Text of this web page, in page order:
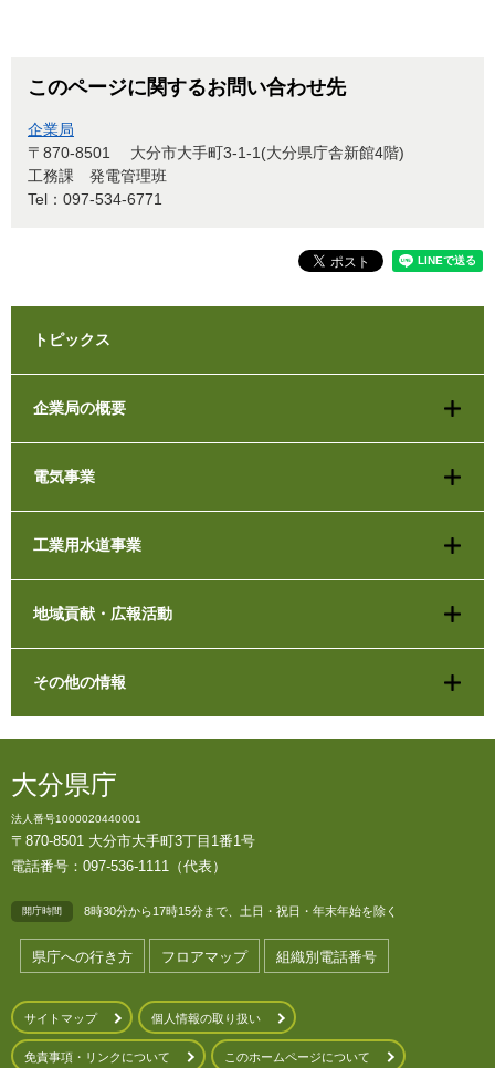
このページに関するお問い合わせ先
企業局
〒870-8501
大分市大手町3-1-1(大分県庁舎新館4階)
工務課 発電管理班
Tel：097-534-6771
トピックス
企業局の概要
電気事業
工業用水道事業
地域貢献・広報活動
その他の情報
大分県庁
法人番号1000020440001
〒870-8501 大分市大手町3丁目1番1号
電話番号：097-536-1111（代表）
開庁時間 8時30分から17時15分まで、土日・祝日・年末年始を除く
県庁への行き方 フロアマップ 組織別電話番号
サイトマップ 個人情報の取り扱い
免責事項・リンクについて このホームページについて